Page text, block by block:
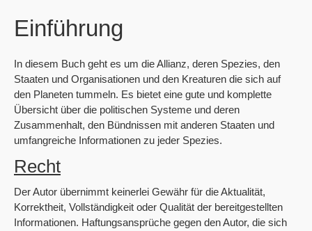
Einführung
In diesem Buch geht es um die Allianz, deren Spezies, den
Staaten und Organisationen und den Kreaturen die sich auf
den Planeten tummeln. Es bietet eine gute und komplette
Übersicht über die politischen Systeme und deren
Zusammenhalt, den Bündnissen mit anderen Staaten und
umfangreiche Informationen zu jeder Spezies.
Recht
Der Autor übernimmt keinerlei Gewähr für die Aktualität,
Korrektheit, Vollständigkeit oder Qualität der bereitgestellten
Informationen. Haftungsansprüche gegen den Autor, die sich